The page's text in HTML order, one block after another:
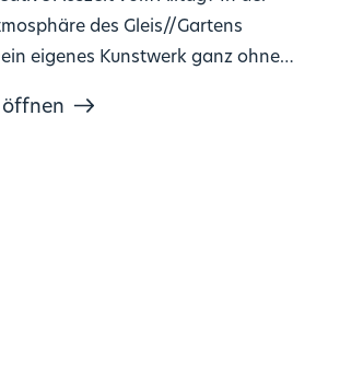
des Gleis//Gartens
eigenes Kunstwerk ganz ohne
öffnen